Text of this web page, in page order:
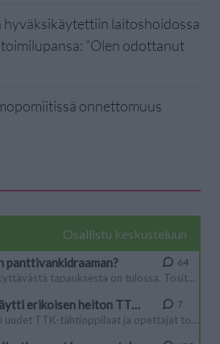
hyväksikäytettiin laitoshoidossa
”Olen odottanut
onnettomuus